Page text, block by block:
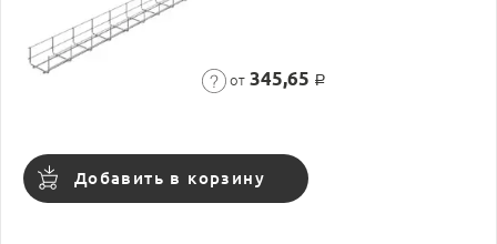
от 345,65 Р
Добавить в корзину